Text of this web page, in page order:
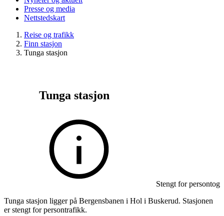
Presse og media
Nettstedskart
Reise og trafikk
Finn stasjon
Tunga stasjon
Tunga stasjon
Stengt for persontog
Tunga stasjon ligger på Bergensbanen i Hol i Buskerud. Stasjonen
er stengt for persontrafikk.